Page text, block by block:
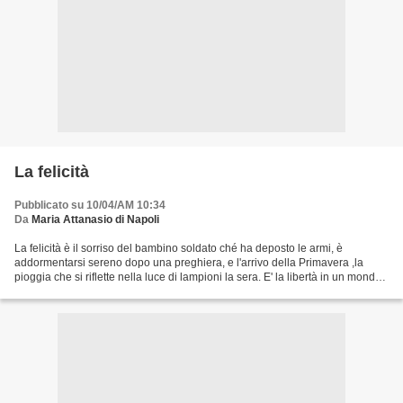
La felicità
Pubblicato su 10/04/AM 10:34
Da Maria Attanasio di Napoli
La felicità è il sorriso del bambino soldato ché ha deposto le armi, è
addormentarsi sereno dopo una preghiera, e l'arrivo della Primavera ,la
pioggia che si riflette nella luce di lampioni la sera. E' la libertà in un mondo